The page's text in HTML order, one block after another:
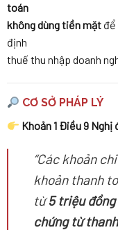
toán
không dùng tiền mặtđể
định
thuế thu nhập doanh
CƠ SỞ PHÁP LÝ
Khoản 1 Điều 9
“Các khoản
khoản thanh
từ5 triệu
chứng từ